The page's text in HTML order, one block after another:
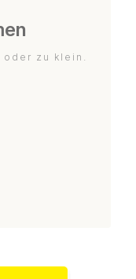
zu klein.